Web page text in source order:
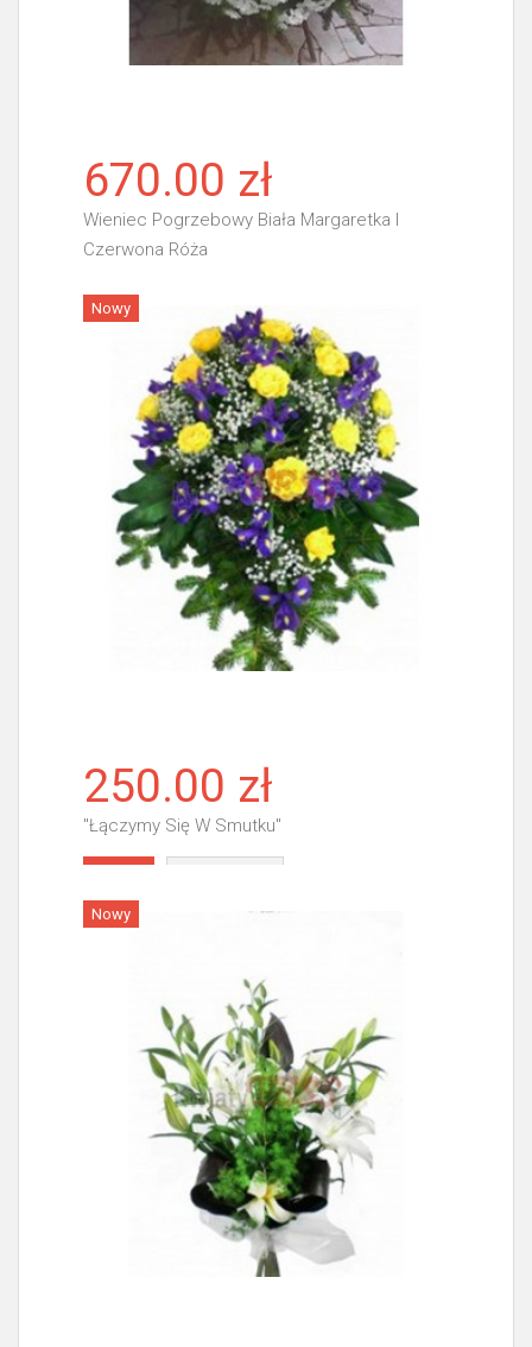
670.00 zł
Wieniec Pogrzebowy Biała Margaretka I
Czerwona Róża
Więcej
Nowy
250.00 zł
"Łączymy Się W Smutku"
Nowy